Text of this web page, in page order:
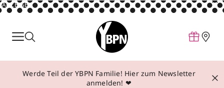
ANZEIGE
Parfum
Make-up
Werde Teil der YBPN Familie! Hier zum Newsletter
anmelden! ❤